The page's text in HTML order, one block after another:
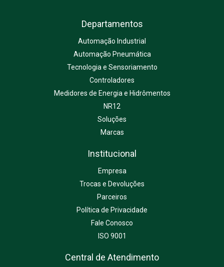
Departamentos
Automação Industrial
Automação Pneumática
Tecnologia e Sensoriamento
Controladores
Medidores de Energia e Hidrômentos
NR12
Soluções
Marcas
Institucional
Empresa
Trocas e Devoluções
Parceiros
Política de Privacidade
Fale Conosco
ISO 9001
Central de Atendimento